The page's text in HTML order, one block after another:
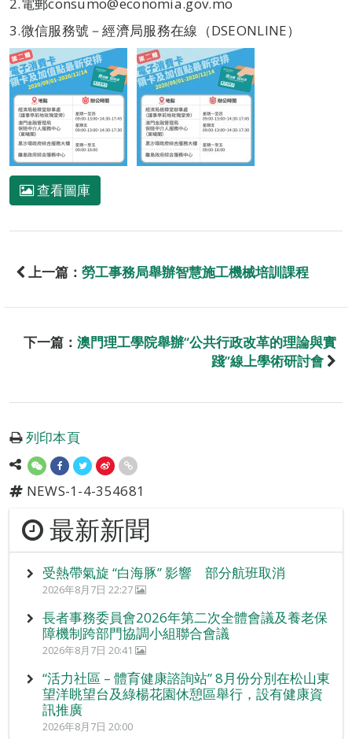
2.電郵consumo@economia.gov.mo
3.微信服務號－經濟局服務在線（DSEONLINE）
查看圖庫
上一篇： 勞工事務局舉辦智慧施工機械培訓課程
下一篇： 澳門理工學院舉辦“公共行政改革的理論與實
踐”線上學術研討會
列印本頁
NEWS-1-4-354681
最新新聞
受熱帶氣旋 “白海豚” 影響 部分航班取消
2026年8月7日 22:27
長者事務委員會2026年第二次全體會議及養老保
障機制跨部門協調小組聯合會議
2026年8月7日 20:41
“活力社區 – 體育健康諮詢站” 8月份分別在松山東
望洋眺望台及綠楊花園休憩區舉行，設有健康資
訊推廣
2026年8月7日 20:00